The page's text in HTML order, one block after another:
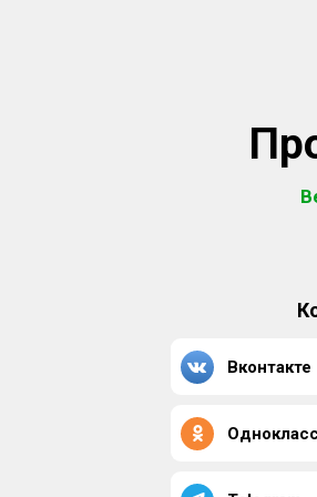
Вконтакте